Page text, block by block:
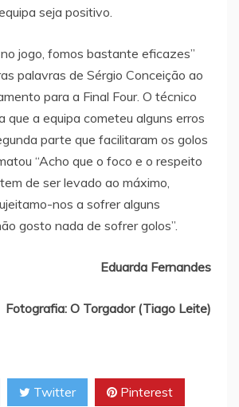
seja positivo.
jogo, fomos bastante eficazes”
palavras de Sérgio Conceição ao
para a Final Four. O técnico
que a equipa cometeu alguns erros
parte que facilitaram os golos
“Acho que o foco e o respeito
de ser levado ao máximo,
nos a sofrer alguns
gosto nada de sofrer golos”.
Eduarda Fernandes
Fotografia: O Torgador (Tiago Leite)
Twitter Pinterest